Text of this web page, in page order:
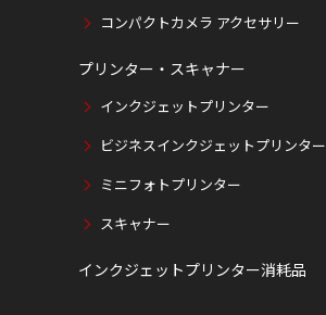
コンパクトカメラ アクセサリー
プリンター・スキャナー
インクジェットプリンター
ビジネスインクジェットプリンター
ミニフォトプリンター
スキャナー
インクジェットプリンター消耗品